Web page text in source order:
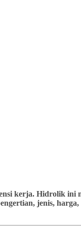
kerja. Hidrolik ini
jenis,